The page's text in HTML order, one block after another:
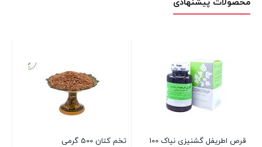
محصولات پیشنهادی
قرص اطریفل گشنیزی نیاک 100
تخم کتان 500 گرمی